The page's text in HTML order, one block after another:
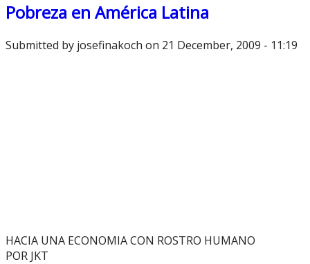
Pobreza en América Latina
Submitted by josefinakoch on 21 December, 2009 - 11:19
HACIA UNA ECONOMIA CON ROSTRO HUMANO
POR JKT